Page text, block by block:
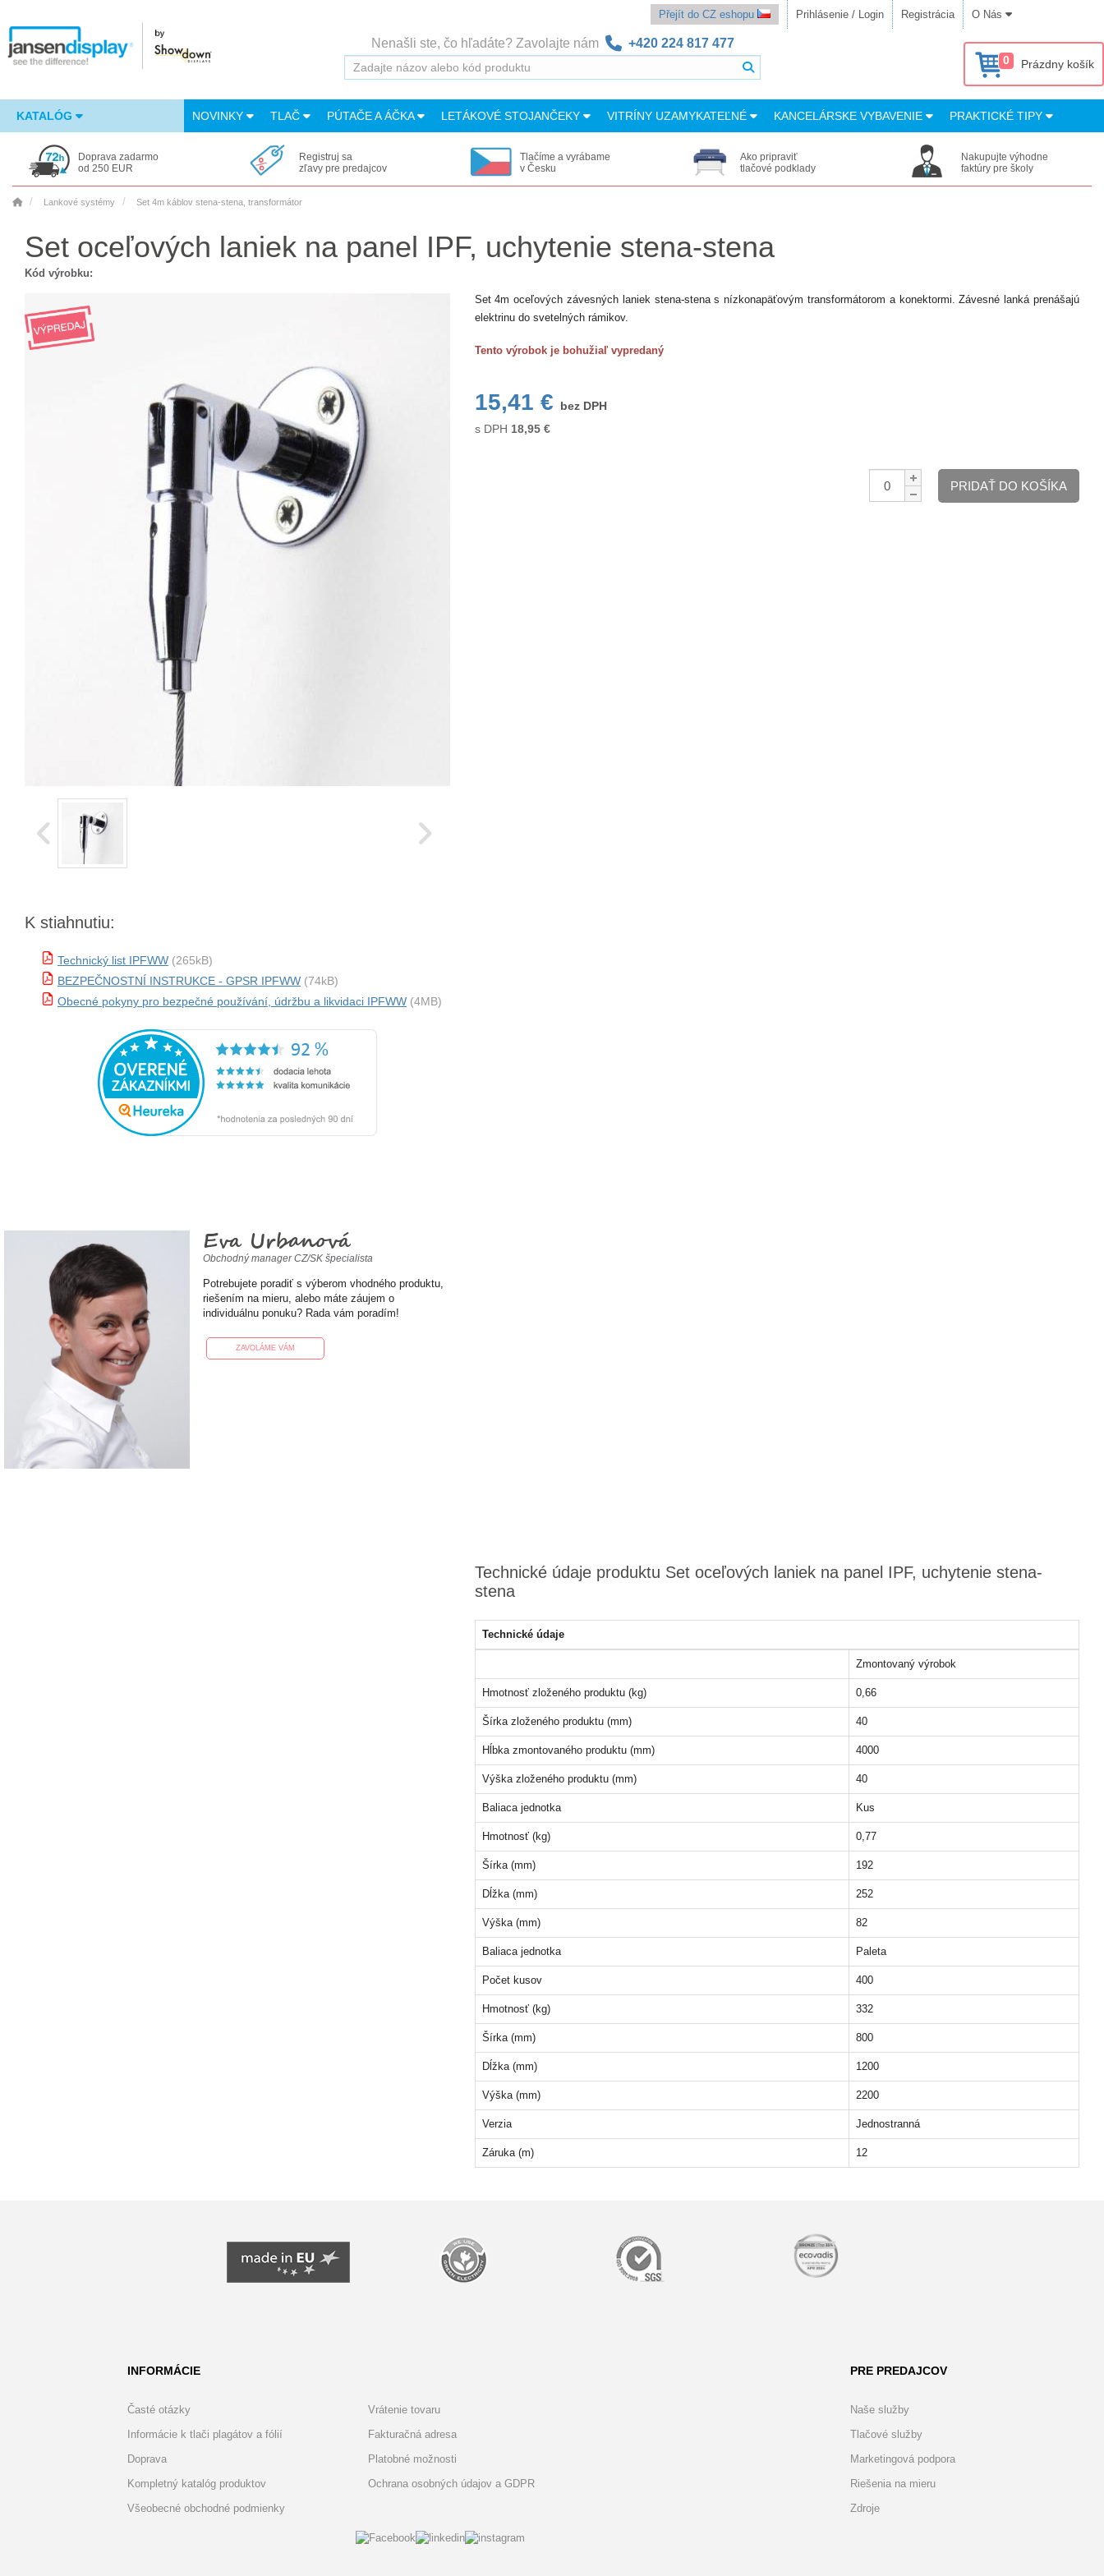
Přejít do CZ eshopu Prihlásenie / Login Registrácia O Nás
Nenašli ste, čo hľadáte? Zavolajte nám +420 224 817 477
0 Prázdny košík
KATALÓG NOVINKY TLAČ PÚTAČE A ÁČKA LETÁKOVÉ STOJANČEKY VITRÍNY UZAMYKATEĽNÉ KANCELÁRSKE VYBAVENIE PRAKTICKÉ TIPY
Doprava zadarmo
od 250 EUR
Registruj sa
zľavy pre predajcov
Tlačíme a vyrábame
v Česku
Ako pripraviť
tlačové podklady
Nakupujte výhodne
faktúry pre školy
Lankové systémy Set 4m káblov stena-stena, transformátor
Set oceľových laniek na panel IPF, uchytenie stena-stena
Kód výrobku:
K stiahnutiu:
Technický list IPFWW (265kB)
BEZPEČNOSTNÍ INSTRUKCE - GPSR IPFWW (74kB)
Obecné pokyny pro bezpečné používání, údržbu a likvidaci IPFWW (4MB)
Eva Urbanová
Obchodný manager CZ/SK špecialista
Potrebujete poradiť s výberom vhodného produktu,
riešením na mieru, alebo máte záujem o
individuálnu ponuku? Rada vám poradím!
ZAVOLÁME VÁM
Set 4m oceľových závesných laniek stena-stena s nízkonapäťovým transformátorom a konektormi. Závesné lanká prenášajú
elektrinu do svetelných rámikov.
Tento výrobok je bohužiaľ vypredaný
15,41 €
bez DPH
s DPH 18,95€
Množstvo:
PRIDAŤ DO KOŠÍKA
Technické údaje produktu Set oceľových laniek na panel IPF, uchytenie stena-
stena
Technické údaje
Zmontovaný výrobok
Hmotnosť zloženého produktu (kg) 0,66
Šírka zloženého produktu (mm) 40
Hĺbka zmontovaného produktu (mm) 4000
Výška zloženého produktu (mm) 40
Baliaca jednotka Kus
Hmotnosť (kg) 0,77
Šírka (mm) 192
Dĺžka (mm) 252
Výška (mm) 82
Baliaca jednotka Paleta
Počet kusov 400
Hmotnosť (kg) 332
Šírka (mm) 800
Dĺžka (mm) 1200
Výška (mm) 2200
Verzia Jednostranná
Záruka (m) 12
INFORMÁCIE PRE PREDAJCOV
Časté otázky
Informácie k tlači plagátov a fólií
Doprava
Kompletný katalóg produktov
Všeobecné obchodné podmienky
Vrátenie tovaru
Fakturačná adresa
Platobné možnosti
Ochrana osobných údajov a GDPR
Naše služby
Tlačové služby
Marketingová podpora
Riešenia na mieru
Zdroje